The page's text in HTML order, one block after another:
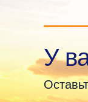
У